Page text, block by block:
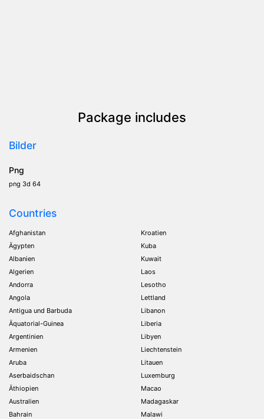
Package includes
Bilder
Png
png 3d 64
Countries
Afghanistan
Ägypten
Albanien
Algerien
Andorra
Angola
Antigua und Barbuda
Äquatorial-Guinea
Argentinien
Armenien
Aruba
Aserbaidschan
Äthiopien
Australien
Bahrain
Kroatien
Kuba
Kuwait
Laos
Lesotho
Lettland
Libanon
Liberia
Libyen
Liechtenstein
Litauen
Luxemburg
Macao
Madagaskar
Malawi